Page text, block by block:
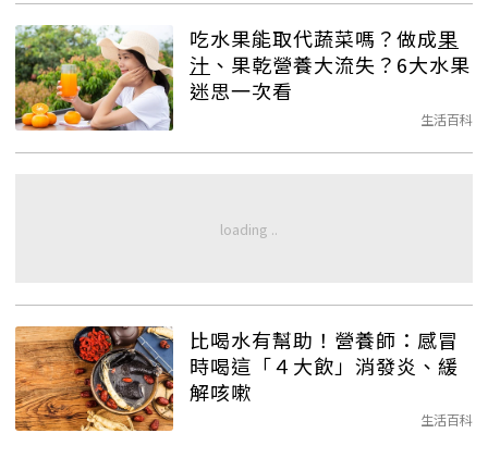
吃水果能取代蔬菜嗎？做成果
汁 、果乾營養大流失？6大水果
迷思一次看
生活百科
比喝水有幫助！營養師：感冒
時喝這「４大飲」消發炎、緩
解咳嗽
生活百科